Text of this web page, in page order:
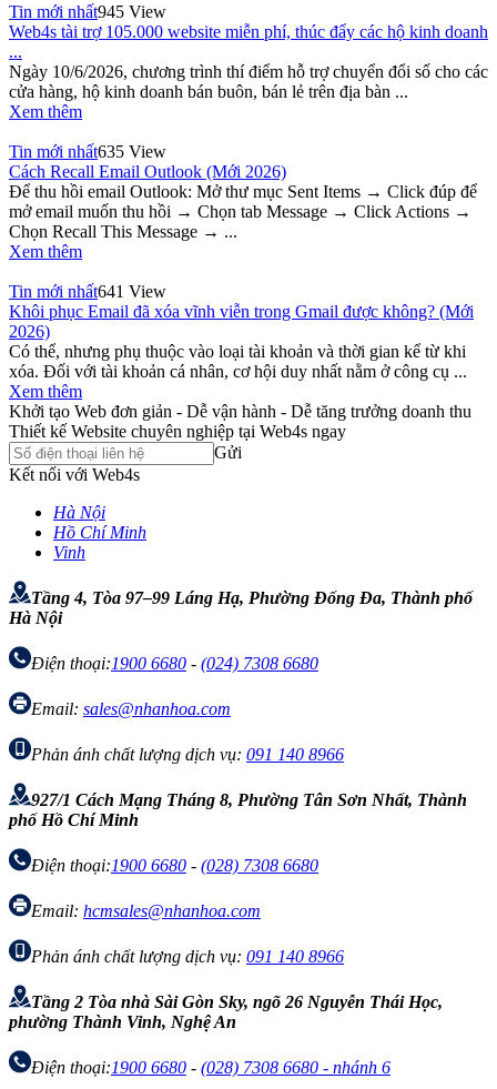
Tin mới nhất945 View
Web4s tài trợ 105.000 website miễn phí, thúc đẩy các hộ kinh doanh
...
Ngày 10/6/2026, chương trình thí điểm hỗ trợ chuyển đổi số cho các
cửa hàng, hộ kinh doanh bán buôn, bán lẻ trên địa bàn ...
Xem thêm
Tin mới nhất635 View
Cách Recall Email Outlook (Mới 2026)
Để thu hồi email Outlook: Mở thư mục Sent Items → Click đúp để
mở email muốn thu hồi → Chọn tab Message → Click Actions →
Chọn Recall This Message → ...
Xem thêm
Tin mới nhất641 View
Khôi phục Email đã xóa vĩnh viễn trong Gmail được không? (Mới
2026)
Có thể, nhưng phụ thuộc vào loại tài khoản và thời gian kể từ khi
xóa. Đối với tài khoản cá nhân, cơ hội duy nhất nằm ở công cụ ...
Xem thêm
Khởi tạo Web đơn giản - Dễ vận hành - Dễ tăng trưởng doanh thu
Thiết kế Website chuyên nghiệp tại Web4s ngay
Gửi
Kết nối với Web4s
Hà Nội
Hồ Chí Minh
Vinh
Tầng 4, Tòa 97–99 Láng Hạ, Phường Đống Đa, Thành phố
Hà Nội
Điện thoại:1900 6680 - (024) 7308 6680
Email: sales@nhanhoa.com
Phản ánh chất lượng dịch vụ: 091 140 8966
927/1 Cách Mạng Tháng 8, Phường Tân Sơn Nhất, Thành
phố Hồ Chí Minh
Điện thoại:1900 6680 - (028) 7308 6680
Email: hcmsales@nhanhoa.com
Phản ánh chất lượng dịch vụ: 091 140 8966
Tầng 2 Tòa nhà Sài Gòn Sky, ngõ 26 Nguyễn Thái Học,
phường Thành Vinh, Nghệ An
Điện thoại:1900 6680 - (028) 7308 6680 - nhánh 6